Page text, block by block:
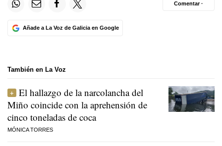
Añade a La Voz de Galicia en Google
Comentar ·
También en La Voz
El hallazgo de la narcolancha del
Miño coincide con la aprehensión de
cinco toneladas de coca
MÓNICA TORRES